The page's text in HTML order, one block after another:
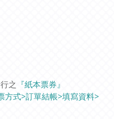
之 『紙本票券』
方式>訂單結帳>填寫資料>